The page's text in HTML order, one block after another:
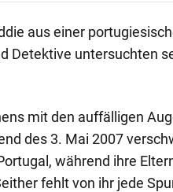
aus einer
Detektive untersuchten
mit den auffälligen
des 3. Mai 2007
während ihre
fehlt von ihr jede